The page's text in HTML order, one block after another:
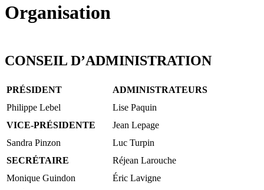
Organisation
CONSEIL D’ADMINISTRATION
PRÉSIDENT
ADMINISTRATEURS
Philippe Lebel
Lise Paquin
VICE-PRÉSIDENTE
Jean Lepage
Sandra Pinzon
Luc Turpin
SECRÉTAIRE
Réjean Larouche
Monique Guindon
Éric Lavigne